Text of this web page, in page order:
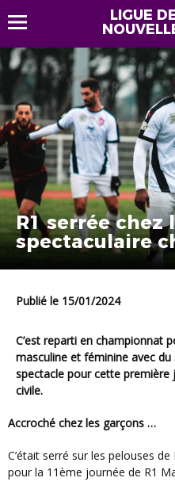
LIGUE
R1 serrée chez
spectaculaire
Publié le 15/01/2024
C’est reparti en championnat pour 2024 dans nos élites
masculine et féminine avec
spectacle pour cette première
civile.
Accroché chez les garçons …
C’était serré sur les pelouses de Nouvelle-Aquitaine ce week-end
pour la 11ème journée de R1